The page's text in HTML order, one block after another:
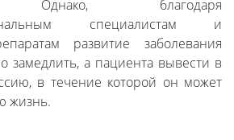
Однако, благодаря
специалистам и
развитие заболевания
замедлить, а пациента вывести в
в течение которой он может
жизнь.